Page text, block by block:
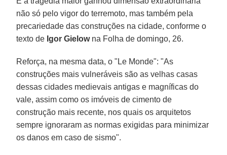
não só pelo vigor do terremoto, mas também pela
precariedade das construções na cidade, conforme o
texto de Igor Gielowna Folha de domingo, 26.
Reforça, na mesma data, o "Le Monde": "As
construções mais vulneráveis são as velhas casas
dessas cidades medievais antigas e magníficas do
vale, assim como os imóveis de cimento de
construção mais recente, nos quais os arquitetos
sempre ignoraram as normas exigidas para minimizar
os danos em caso de sismo".